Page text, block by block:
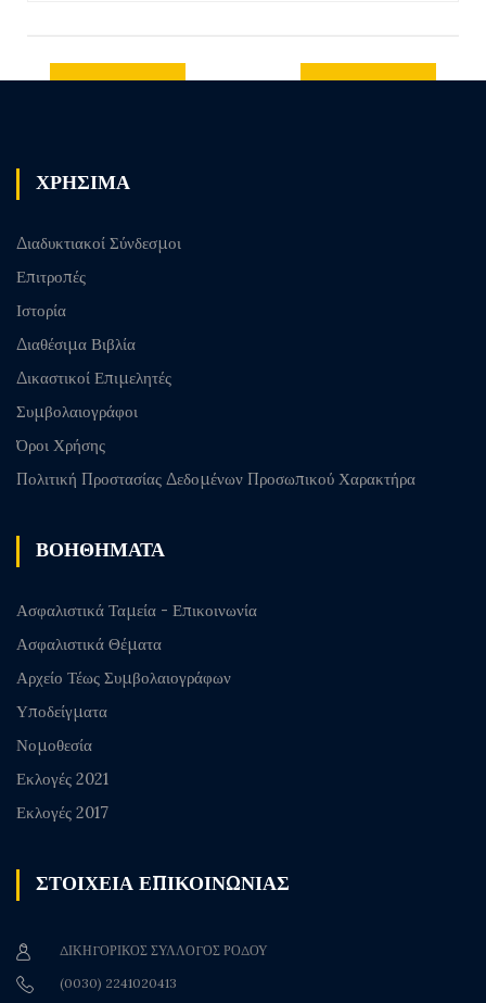
ΧΡΗΣΙΜΑ
Διαδυκτιακοί Σύνδεσμοι
Επιτροπές
Ιστορία
Διαθέσιμα Βιβλία
Δικαστικοί Επιμελητές
Συμβολαιογράφοι
Όροι Χρήσης
Πολιτική Προστασίας Δεδομένων Προσωπικού Χαρακτήρα
ΒΟΗΘΗΜΑΤΑ
Ασφαλιστικά Ταμεία - Επικοινωνία
Ασφαλιστικά Θέματα
Αρχείο Τέως Συμβολαιογράφων
Υποδείγματα
Νομοθεσία
Εκλογές 2021
Εκλογές 2017
ΣΤΟΙΧΕΙΑ ΕΠΙΚΟΙΝΩΝΙΑΣ
ΔΙΚΗΓΟΡΙΚΟΣ ΣΥΛΛΟΓΟΣ ΡΟΔΟΥ
(0030) 2241020413